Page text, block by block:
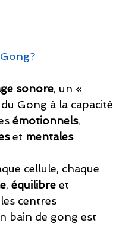
sonore, un «
Gong à la capacité
émotionnels,
et mentales
cellule, chaque
, équilibre et
centres
bain de gong est